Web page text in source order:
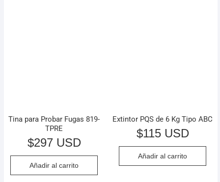
Tina para Probar Fugas 819-
TPRE
$297 USD
Añadir al carrito
Extintor PQS de 6 Kg Tipo ABC
$115 USD
Añadir al carrito